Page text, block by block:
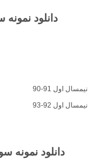
دانلود نمونه
نیمسال اول 91-90
نیمسال اول 92-93
دانلود نمونه